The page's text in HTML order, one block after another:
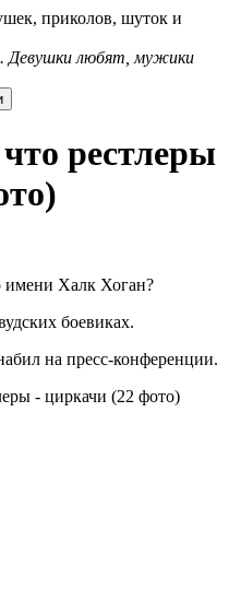
приколов, шуток и
Девушки любят, мужики
рестлеры
имени Халк Хоган?
боевиках.
на пресс-конференции.